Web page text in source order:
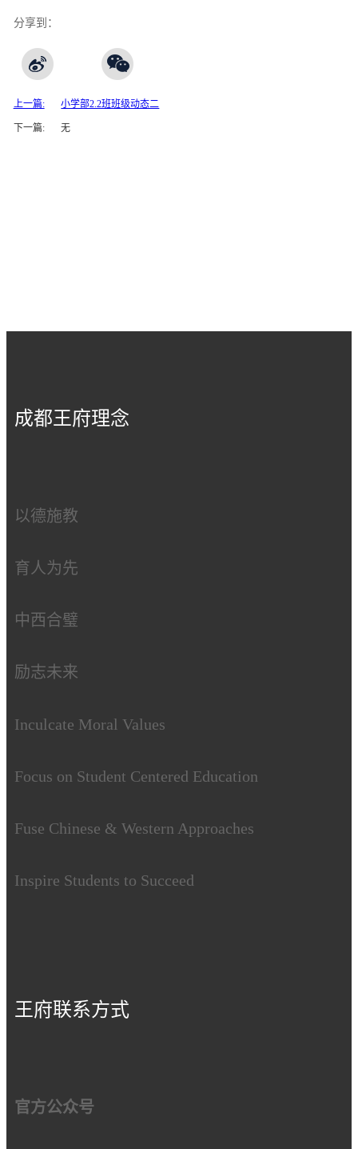
分享到：
上一篇: 小学部2.2班班级动态二
下一篇: 无
成都王府理念
以德施教
育人为先
中西合璧
励志未来
Inculcate Moral Values
Focus on Student Centered Education
Fuse Chinese & Western Approaches
Inspire Students to Succeed
王府联系方式
官方公众号